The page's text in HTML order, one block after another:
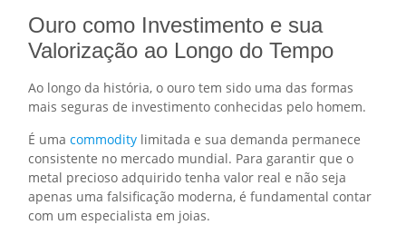
Ouro como Investimento e sua
Valorização ao Longo do Tempo
Ao longo da história, o ouro tem sido uma das formas
mais seguras de investimento conhecidas pelo homem.
É umacommodity limitada e sua demanda permanece
consistente no mercado mundial. Para garantir que o
metal precioso adquirido tenha valor real e não seja
apenas uma falsificação moderna, é fundamental contar
com um especialista em joias.